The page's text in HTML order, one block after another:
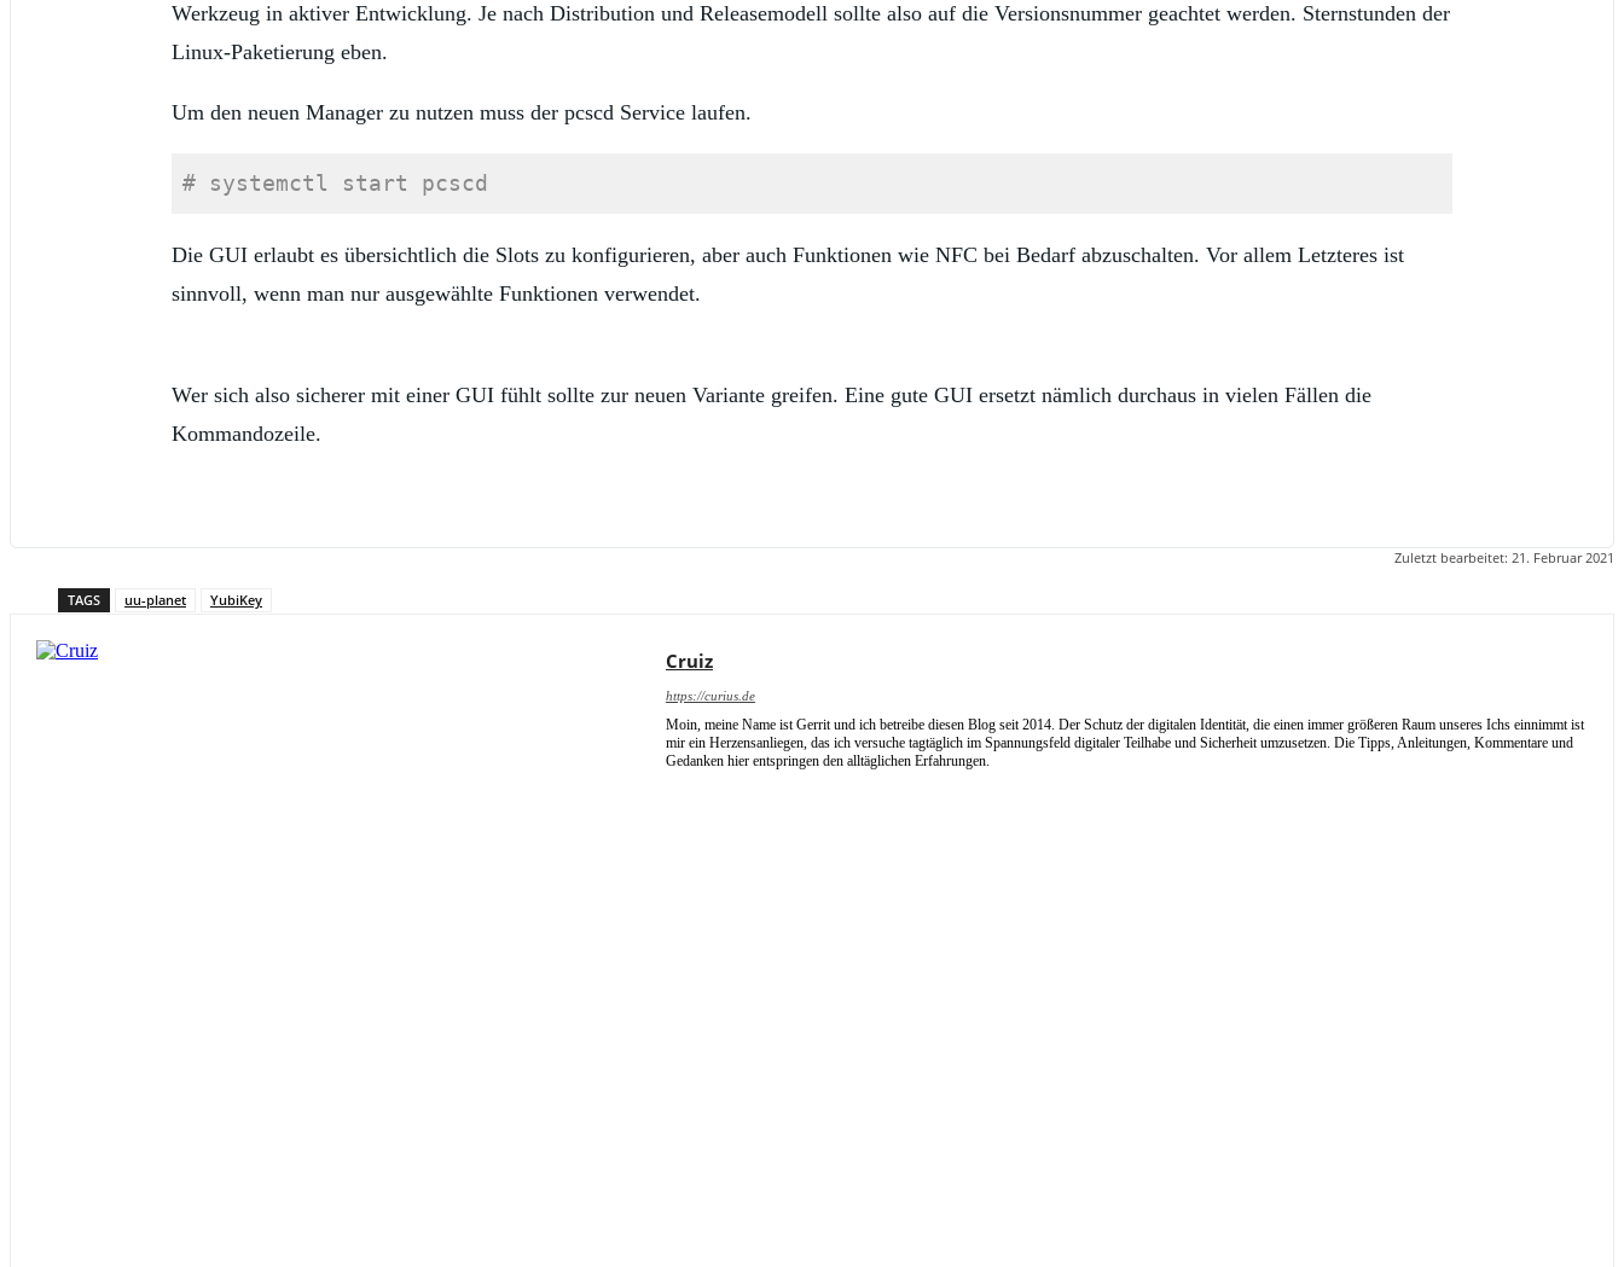
Werkzeug in aktiver Entwicklung. Je nach Distribution und Releasemodell sollte also auf die Versionsnummer geachtet werden. Sternstunden der
Linux-Paketierung eben.
Um den neuen Manager zu nutzen muss der pcscd Service laufen.
# systemctl start pcscd
Die GUI erlaubt es übersichtlich die Slots zu konfigurieren, aber auch Funktionen wie NFC bei Bedarf abzuschalten. Vor allem Letzteres ist
sinnvoll, wenn man nur ausgewählte Funktionen verwendet.
Wer sich also sicherer mit einer GUI fühlt sollte zur neuen Variante greifen. Eine gute GUI ersetzt nämlich durchaus in vielen Fällen die
Kommandozeile.
Zuletzt bearbeitet: 21. Februar 2021
TAGS uu-planet YubiKey
Cruiz
https://curius.de
Moin, meine Name ist Gerrit und ich betreibe diesen Blog seit 2014. Der Schutz der digitalen Identität, die einen immer größeren Raum unseres Ichs einnimmt ist
mir ein Herzensanliegen, das ich versuche tagtäglich im Spannungsfeld digitaler Teilhabe und Sicherheit umzusetzen. Die Tipps, Anleitungen, Kommentare und
Gedanken hier entspringen den alltäglichen Erfahrungen.